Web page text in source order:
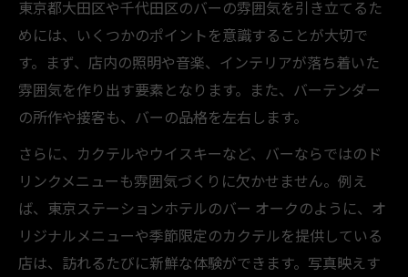
東京都大田区や千代田区のバーの雰囲気を引き立てるた
めには、いくつかのポイントを意識することが大切で
す。まず、店内の照明や音楽、インテリアが落ち着いた
雰囲気を作り出す要素となります。また、バーテンダー
の所作や接客も、バーの品格を左右します。
さらに、カクテルやウイスキーなど、バーならではのド
リンクメニューも雰囲気づくりに欠かせません。例え
ば、東京ステーションホテルのバー オークのように、オ
リジナルメニューや季節限定のカクテルを提供している
店は、訪れるたびに新鮮な体験ができます。写真映えす